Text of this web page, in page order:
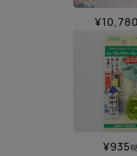
¥10,780
¥935